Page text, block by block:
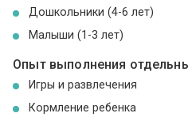
Дошкольники (4-6 лет)
Малыши (1-3 лет)
Опыт выполнения
Игры и развлечения
Кормление ребенка